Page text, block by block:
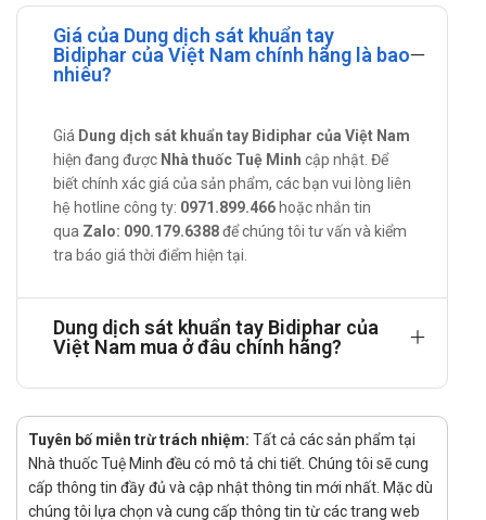
tay và xoa mạnh quanh móng tay.
Xoa đều dung dịch sát khuẩn lên toàn bộ bề mặt da tay ở cả
hai bàn tay và lên đến cổ tay.
tay.
Tiếp tục xoa cho đến khi cả hai tay đều khô.
Lưu ý khi sử dụng Dung dịch sát khuẩn
tay Bidiphar
Dung dịch sát khuẩn tay Bidiphar phù hợp
Theo chỉ định của bác sĩ.
Tác dụng phụ có thể gặp phải
Thông tin với bác sĩ về các tác dụng phụ bạn gặp phải.
Giá của Dung dịch sát khuẩn tay
Bidiphar của Việt Nam chính hãng là bao
nhiêu?
Giá Dung dịch sát khuẩn tay Bidiphar của Việt Nam
hiện đang được Nhà thuốc Tuệ Minh cập nhật. Để
biết chính xác giá của sản phẩm, các bạn vui lòng liên
hệ hotline công ty: 0971.899.466 hoặc nhắn tin
qua Zalo: 090.179.6388để chúng tôi tư vấn và kiểm
tra báo giá thời điểm hiện tại.
Dung dịch sát khuẩn tay Bidiphar của
Việt Nam mua ở đâu chính hãng?
Tuyên bố miễn trừ trách nhiệm: Tất cả các sản phẩm tại
Nhà thuốc Tuệ Minh đều có mô tả chi tiết. Chúng tôi sẽ cung
cấp thông tin đầy đủ và cập nhật thông tin mới nhất. Mặc dù
chúng tôi lựa chọn và cung cấp thông tin từ các trang web